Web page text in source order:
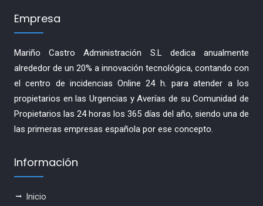
Empresa
Mariño Castro Administración S.L dedica anualmente
alrededor de un 20% a innovación tecnológica, contando con
el centro de incidencias Online 24 h. para atender a los
propietarios en las Urgencias y Averías de su Comunidad de
Propietarios las 24 horas los 365 días del año, siendo una de
las primeras empresas española por ese concepto.
Información
Inicio